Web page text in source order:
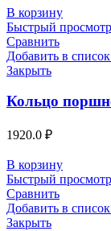
В корзину
Быстрый просмотр
Сравнить
Добавить в
Закрыть
Кольцо
1920.0 ₽
В корзину
Быстрый просмотр
Сравнить
Добавить в
Закрыть